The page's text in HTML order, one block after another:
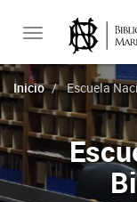
Toggle
navigation
Inicio Escuela